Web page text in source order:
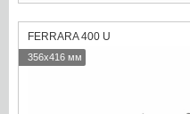
FERRARA 400 U
356x416 мм